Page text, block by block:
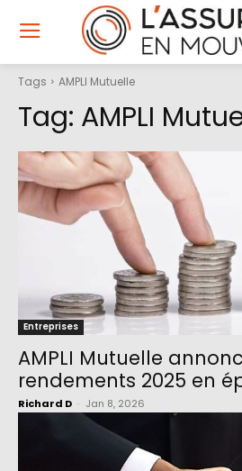
Tags AMPLI Mutuelle
Tag: AMPLI
Entreprises
AMPLI Mutuelle
rendements 2025 en
Richard D Jan 8, 2026